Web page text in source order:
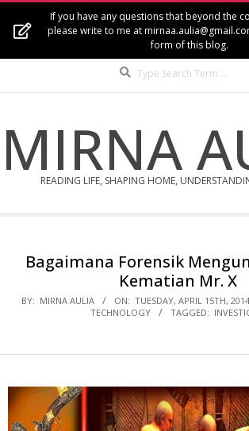
If you have any questions that beyond the
please write to me at
form of this blog.
MIRNA
READING LIFE, SHAPING HOME,
MenuBagaimana Forensik
Kematian Mr. X
BY: MIRNA AULIA ON: TUESDAY, APRIL 15TH,
TECHNOLOGY
TAGGED: